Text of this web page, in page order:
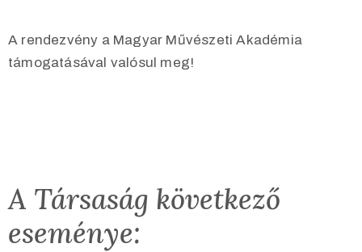
A rendezvény a Magyar Művészeti Akadémia
támogatásával valósul meg!
A Társaság következő
eseménye: